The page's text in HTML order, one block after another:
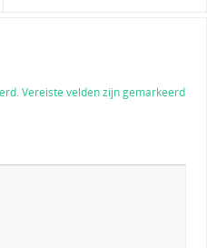
Vereiste velden zijn gemarkeerd